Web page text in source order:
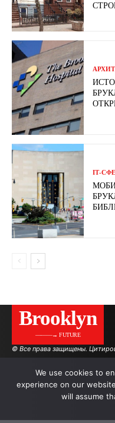
ІТ-
Brooklyn
———→ FUTURE
© Все права защищены.
We use cookies to
experience on our
will assume